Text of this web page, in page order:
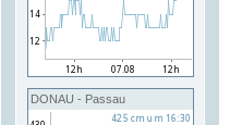
DONAU - Passau